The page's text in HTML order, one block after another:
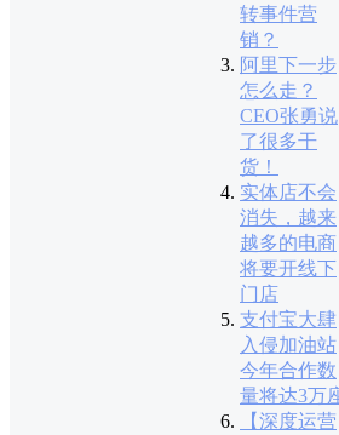
转事件营
销？
阿里下一步
怎么走？
CEO张勇说
了很多干
货！
实体店不会
消失，越来
越多的电商
将要开线下
门店
支付宝大肆
入侵加油站
今年合作数
量将达3万
【深度运营